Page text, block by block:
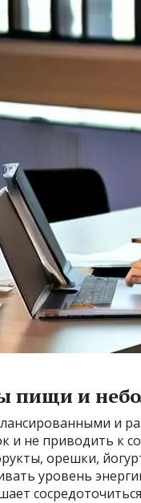
пищи и
и
и не приводить к
орешки,
уровень